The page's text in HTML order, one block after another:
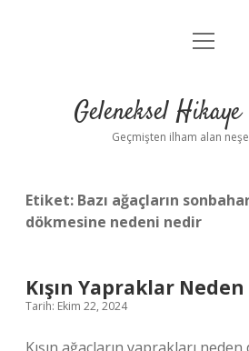
Anasayfa
Yasal Uyarı
menüyü
Geleneksel
Geçmişten ilham alan
Etiket: Bazı ağaçların
dökmesine nedeni nedir
Kışın Yapraklar
Tarih: Ekim 22, 2024